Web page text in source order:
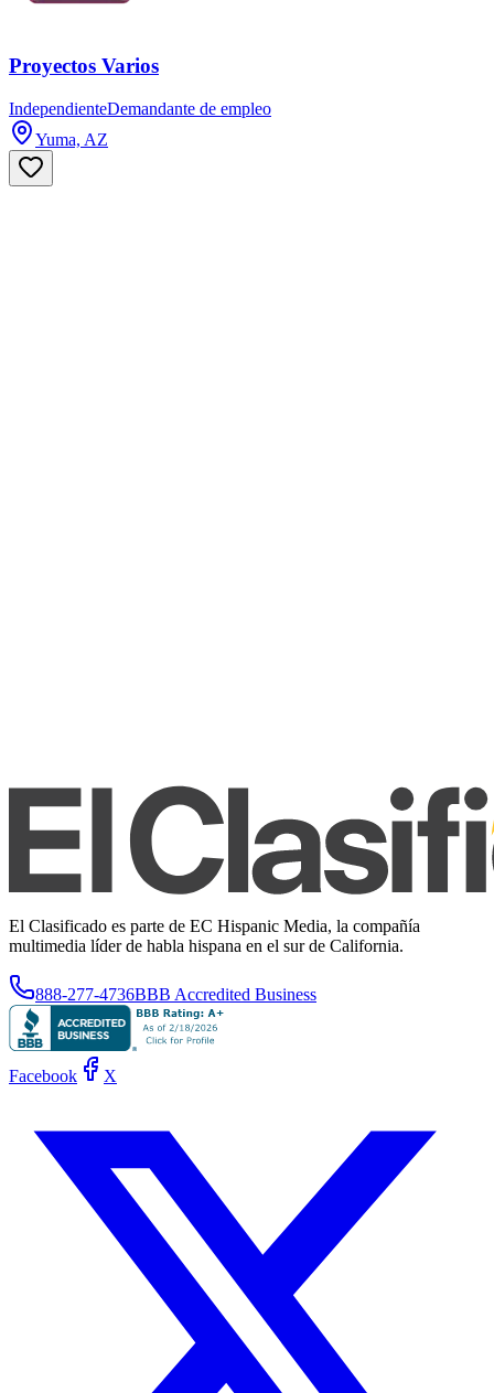
Proyectos Varios
IndependienteDemandante de empleo
Yuma, AZ
El Clasificado es parte de EC Hispanic Media, la compañía
multimedia líder de habla hispana en el sur de California.
888-277-4736BBB Accredited Business
Facebook X